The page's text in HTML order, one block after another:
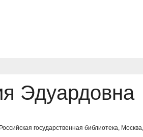
Эдуардовна
государственная библиотека,